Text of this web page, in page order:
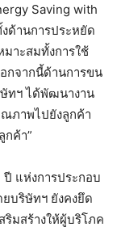
Saving with
ด้านการประหยัด
มาะสมทั้งการใช้
กจากนี้ด้านการขน
ษัทฯ ได้พัฒนางาน
ภาพไปยังลูกค้า
กค้า”
แห่งการประกอบ
บริษัทฯ ยังคงยึด
มสร้างให้ผู้บริโภค